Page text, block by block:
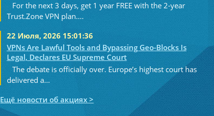
For the next 3 days, get 1 year FREE with the 2-year
Trust.Zone VPN plan....
22 Июля, 2026 15:01:36
VPNs Are Lawful Tools and Bypassing Geo-Blocks Is
Legal, Declares EU Supreme Court
The debate is officially over. Europe’s highest court has
delivered a...
Ещё новости об акциях >